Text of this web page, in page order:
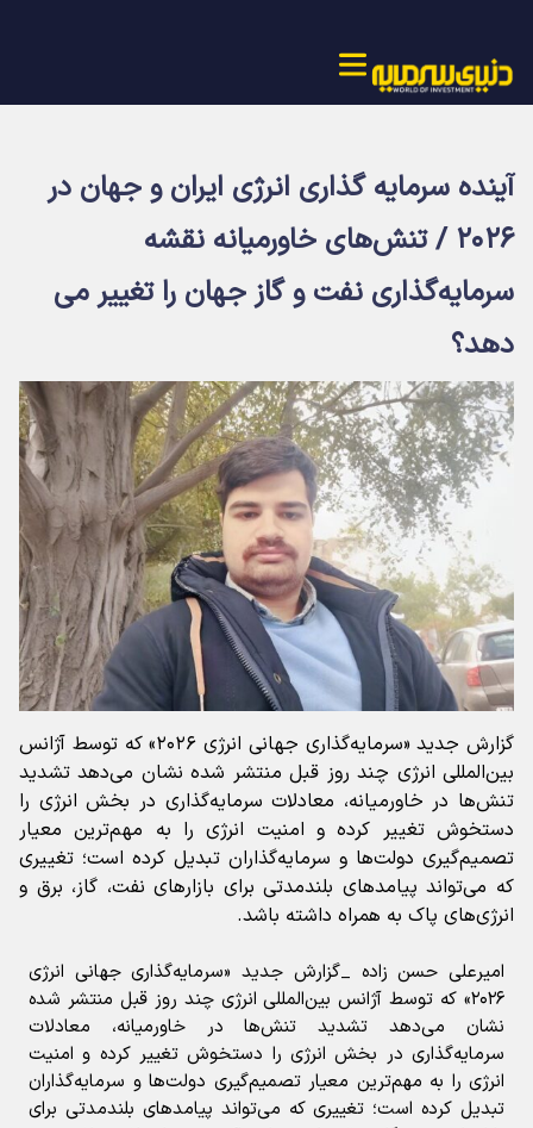
آینده سرمایه گذاری انرژی ایران و جهان در
۲۰۲۶ / تنش‌های خاورمیانه نقشه
سرمایه‌گذاری نفت و گاز جهان را تغییر می
دهد؟
گزارش جدید «سرمایه‌گذاری جهانی انرژی ۲۰۲۶» که توسط آژانس
بین‌المللی انرژی چند روز قبل منتشر شده نشان می‌دهد تشدید
تنش‌ها در خاورمیانه، معادلات سرمایه‌گذاری در بخش انرژی را
دستخوش تغییر کرده و امنیت انرژی را به مهم‌ترین معیار
تصمیم‌گیری دولت‌ها و سرمایه‌گذاران تبدیل کرده است؛ تغییری
که می‌تواند پیامدهای بلندمدتی برای بازارهای نفت، گاز، برق و
انرژی‌های پاک به همراه داشته باشد.
امیرعلی حسن زاده _گزارش جدید «سرمایه‌گذاری جهانی انرژی
۲۰۲۶» که توسط آژانس بین‌المللی انرژی چند روز قبل منتشر شده
نشان می‌دهد تشدید تنش‌ها در خاورمیانه، معادلات
سرمایه‌گذاری در بخش انرژی را دستخوش تغییر کرده و امنیت
انرژی را به مهم‌ترین معیار تصمیم‌گیری دولت‌ها و سرمایه‌گذاران
تبدیل کرده است؛ تغییری که می‌تواند پیامدهای بلندمدتی برای